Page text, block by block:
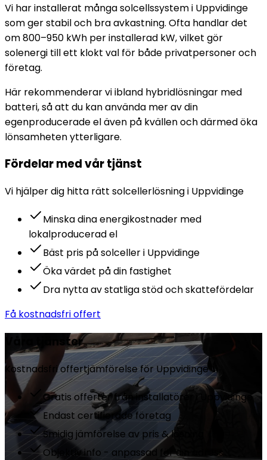
Vi har installerat många solcellssystem i Uppvidinge
som ger stabil och bra avkastning. Ofta handlar det
om 800–950 kWh per installerad kW, vilket gör
solenergi till ett klokt val för både privatpersoner och
företag.
Här rekommenderar vi ibland hybridlösningar med
batteri, så att du kan använda mer av din
egenproducerade el även på kvällen och därmed öka
lönsamheten ytterligare.
Fördelar med vår tjänst
Vi hjälper dig hitta rätt solcellerlösning i Uppvidinge
Minska dina energikostnader med
lokalproducerad el
Bäst pris på solceller i Uppvidinge
Öka värdet på din fastighet
Dra nytta av statliga stöd och skattefördelar
Få kostnadsfri offert
Våra tjänster
Kostnadsfri offertjämförelse för Uppvidinge
Gratis offerter från installatörer i Uppvidinge
Endast certifierade företag
Smidig jämförelse av pris & lösning
Objektiv info - anpassad för din adress